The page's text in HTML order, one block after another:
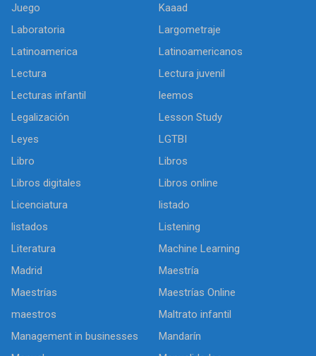
Juego
Kaaad
Laboratoria
Largometraje
Latinoamerica
Latinoamericanos
Lectura
Lectura juvenil
Lecturas infantil
leemos
Legalización
Lesson Study
Leyes
LGTBI
Libro
Libros
Libros digitales
Libros online
Licenciatura
listado
listados
Listening
Literatura
Machine Learning
Madrid
Maestría
Maestrías
Maestrías Online
maestros
Maltrato infantil
Management in businesses
Mandarín